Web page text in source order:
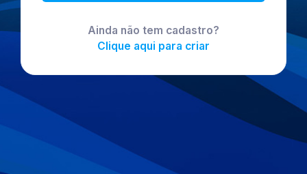
Ainda não tem cadastro?
Clique aqui para criar